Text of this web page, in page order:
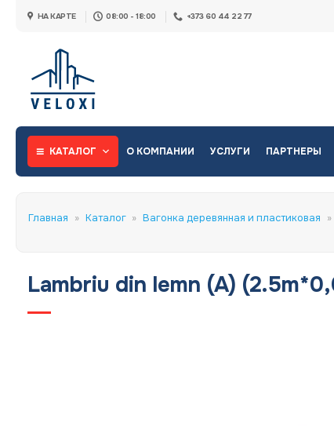
НА КАРТЕ 08:00 - 18:00 +373 60 44 22 77
КАТАЛОГ О КОМПАНИИ УСЛУГИ ПАРТНЕРЫ
Главная » Каталог » Вагонка деревянная и пластиковая »
Lambriu din lemn (A)